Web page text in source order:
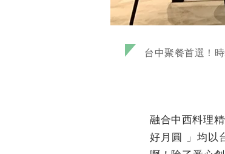
台中聚餐首選！
融合中西料理
好月圓 」均以